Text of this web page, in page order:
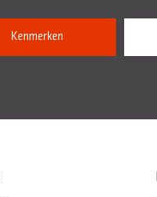
Kenmerken